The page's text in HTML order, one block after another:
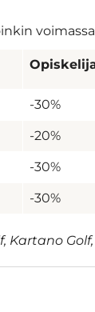
-30%
-20%
-30%
-30%
Kartano